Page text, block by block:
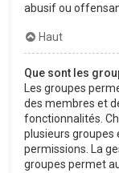
abusif ou
Haut
Que sont les
Les groupes
des membres et
fonctionnalités.
plusieurs groupes
permissions. La
groupes permet